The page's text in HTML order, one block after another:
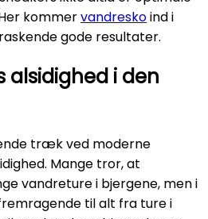
kommervandreskoind i
gode resultater.
alsidighed i den
træk ved moderne
Mange tror, at
vandreture i bjergene, men i
til alt fra ture i